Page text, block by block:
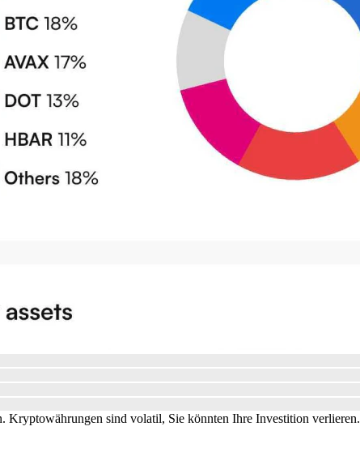
Kryptowährungen sind volatil, Sie könnten Ihre Investition verlieren.